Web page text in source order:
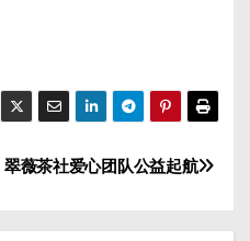
翠薇茶社爱心团队公益起航